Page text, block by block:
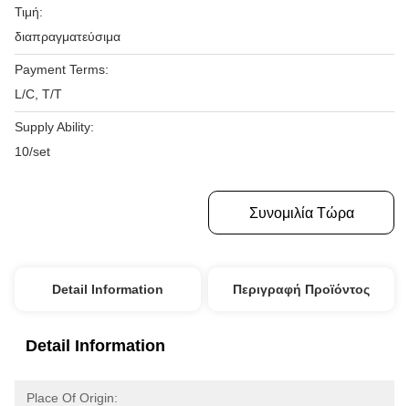
Τιμή:
διαπραγματεύσιμα
Payment Terms:
L/C, T/T
Supply Ability:
10/set
Συνομιλία Τώρα
Detail Information Περιγραφή Προϊόντος
Detail Information
Place Of Origin: